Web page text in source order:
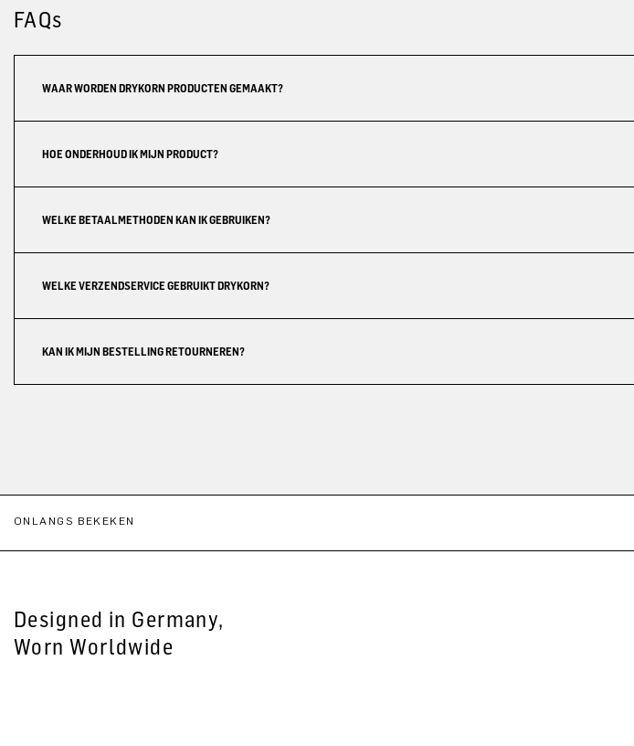
FAQs
WAAR WORDEN DRYKORN PRODUCTEN GEMAAKT?
HOE ONDERHOUD IK MIJN PRODUCT?
WELKE BETAALMETHODEN KAN IK GEBRUIKEN?
WELKE VERZENDSERVICE GEBRUIKT DRYKORN?
KAN IK MIJN BESTELLING RETOURNEREN?
ONLANGS BEKEKEN
Designed in Germany,
Worn Worldwide